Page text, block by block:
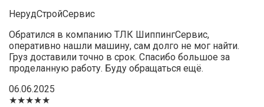
НерудСтройСервис
Обратился в компанию ТЛК ШиппингСервис,
оперативно нашли машину, сам долго не мог найти.
Груз доставили точно в срок. Спасибо большое за
проделанную работу. Буду обращаться ещё.
06.06.2025
★★★★★